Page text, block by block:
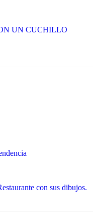
UN CUCHILLO
con sus dibujos.